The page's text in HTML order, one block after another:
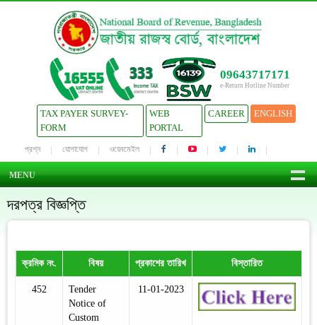
09643717171
e-Return Hotline Number
TAX PAYER SURVEY-
FORM
WEB
PORTAL
CAREER ENGLISH
প্রশ্ন যোগাযোগ ওয়েবমেইল
MENU
দরপত্র বিজ্ঞপ্তি
ক্রমিক নং. বিষয় প্রকাশের তারিখ বিস্তারিত
452
Tender
Notice of
Custom
11-01-2023